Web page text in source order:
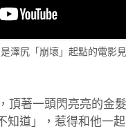
澤尻「崩壞」起點的電影
頂著一頭閃亮亮的金
知道」，惹得和他一